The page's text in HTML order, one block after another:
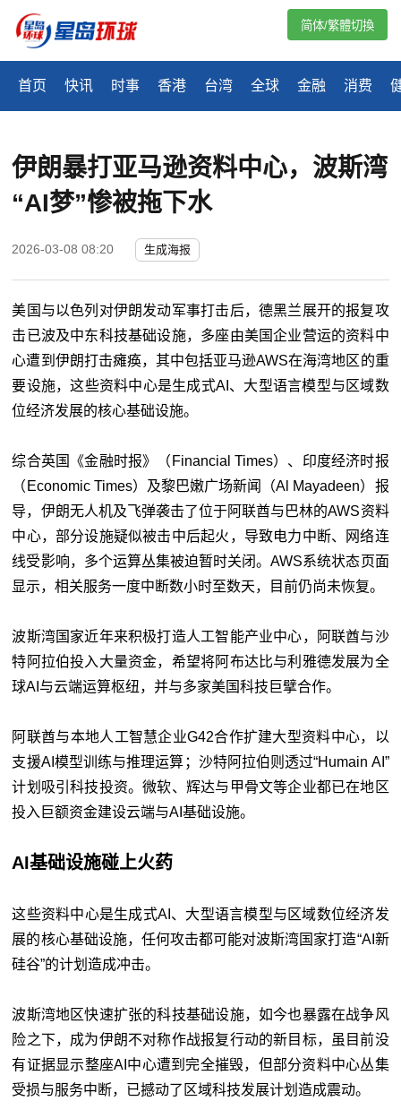
首页 快讯 时事 香港 台湾 全球 金融 消费
简体/繁體切換
伊朗暴打亚马逊资料中心，波斯湾
“AI梦”惨被拖下水
2026-03-08 08:20 生成海报
美国与以色列对伊朗发动军事打击后，德黑兰展开的报复攻
击已波及中东科技基础设施，多座由美国企业营运的资料中
心遭到伊朗打击瘫痪，其中包括亚马逊AWS在海湾地区的重
要设施，这些资料中心是生成式AI 、大型语言模型与区域数
位经济发展的核心基础设施。
综合英国《金融时报》（Financial Times）、印度经济时报
（Economic Times）及黎巴嫩广场新闻（Al Mayadeen）报
导，伊朗无人机及飞弹袭击了位于阿联酋与巴林的AWS资料
中心，部分设施疑似被击中后起火，导致电力中断、网络连
线受影响，多个运算丛集被迫暂时关闭。AWS系统状态页面
显示，相关服务一度中断数小时至数天，目前仍尚未恢复。
波斯湾国家近年来积极打造人工智能产业中心，阿联酋与沙
特阿拉伯投入大量资金，希望将阿布达比与利雅德发展为全
球AI与云端运算枢纽，并与多家美国科技巨擘合作。
阿联酋与本地人工智慧企业G42合作扩建大型资料中心，以
支援AI模型训练与推理运算；沙特阿拉伯则透过“Humain AI”
计划吸引科技投资。微软、辉达与甲骨文等企业都已在地区
投入巨额资金建设云端与AI基础设施。
AI基础设施碰上火药
这些资料中心是生成式AI、大型语言模型与区域数位经济发
展的核心基础设施，任何攻击都可能对波斯湾国家打造“AI新
硅谷”的计划造成冲击。
波斯湾地区快速扩张的科技基础设施，如今也暴露在战争风
险之下，成为伊朗不对称作战报复行动的新目标，虽目前没
有证据显示整座AI中心遭到完全摧毁，但部分资料中心丛集
受损与服务中断，已撼动了区域科技发展计划造成震动。